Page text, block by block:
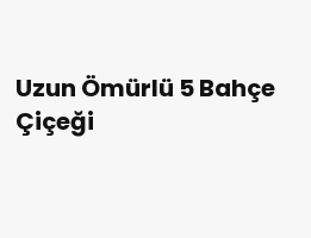
Uzun Ömürlü 5 Bahçe
Çiçeği